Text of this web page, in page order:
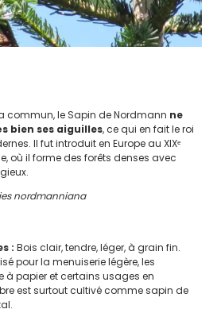
commun, le Sapin de Nordmann ne
bien ses aiguilles, ce qui en fait le roi
Il fut introduit en Europe au XIXᵉ
où il forme des forêts denses avec
nordmanniana
: Bois clair, tendre, léger, à grain fin.
pour la menuiserie légère, les
à papier et certains usages en
est surtout cultivé comme sapin de